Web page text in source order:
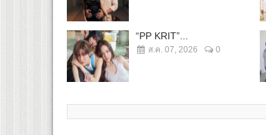
“PP KRIT”...
ส.ค. 07, 2026 0